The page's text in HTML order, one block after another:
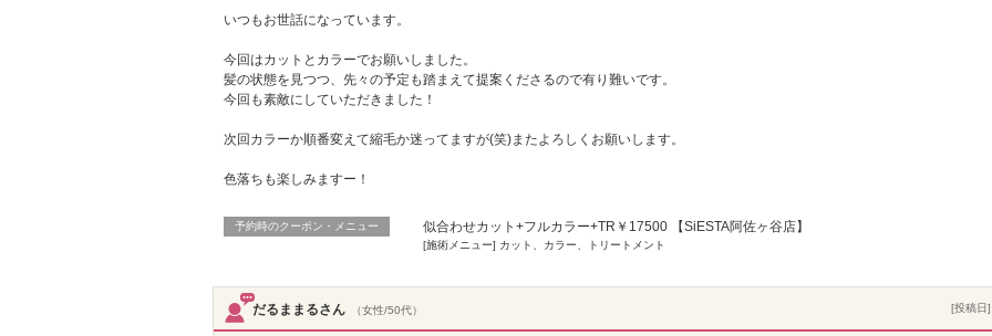
いつもお世話になっています。
今回はカットとカラーでお願いしました。
髪の状態を見つつ、先々の予定も踏まえて提案くださるので有り難いです。
今回も素敵にしていただきました！
次回カラーか順番変えて縮毛か迷ってますが(笑)またよろしくお願いします。
色落ちも楽しみますー！
予約時のクーポン・メニュー 似合わせカット+フルカラー+TR￥17500 【SiESTA阿佐ヶ谷店】
[施術メニュー] カット、カラー、トリートメント
だるままるさん （女性/50代） [投稿日